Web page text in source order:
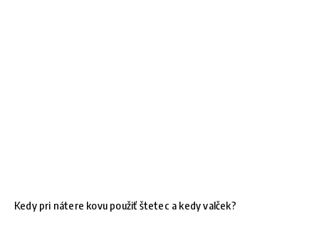
Kedy pri nátere kovu použiť štetec a kedy valček?